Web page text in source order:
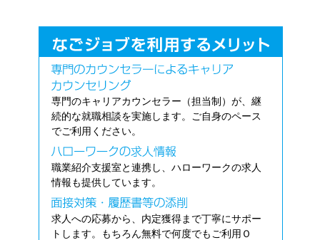
専門のキャリアカウンセラー（担当制）が、継
続的な就職相談を実施します。ご自身のペース
でご利用ください。
職業紹介支援室と連携し、ハローワークの求人
情報も提供しています。
求人への応募から、内定獲得まで丁寧にサポー
トします。もちろん無料で何度でもご利用Ｏ